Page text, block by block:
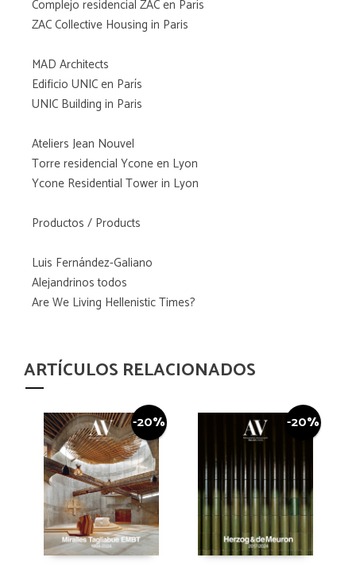
Complejo residencial ZAC en París
ZAC Collective Housing in Paris
MAD Architects
Edificio UNIC en París
UNIC Building in Paris
Ateliers Jean Nouvel
Torre residencial Ycone en Lyon
Ycone Residential Tower in Lyon
Productos / Products
Luis Fernández-Galiano
Alejandrinos todos
Are We Living Hellenistic Times?
ARTÍCULOS RELACIONADOS
-20% -20%